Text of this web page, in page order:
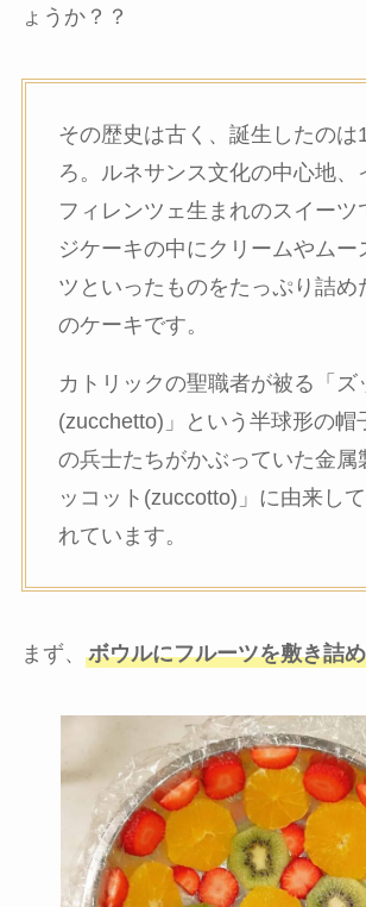
ょうか？？
その歴史は古く、誕生したのは
ろ。ルネサンス文化の中心地、
フィレンツェ生まれのスイーツ
ジケーキの中にクリームやムー
ツといったものをたっぷり詰め
のケーキです。
カトリックの聖職者が被る「ズ
(zucchetto)」という半球形の帽
の兵士たちがかぶっていた金属
ッコット(zuccotto)」に由来し
れています。
まず、 ボウルにフルーツを敷き詰